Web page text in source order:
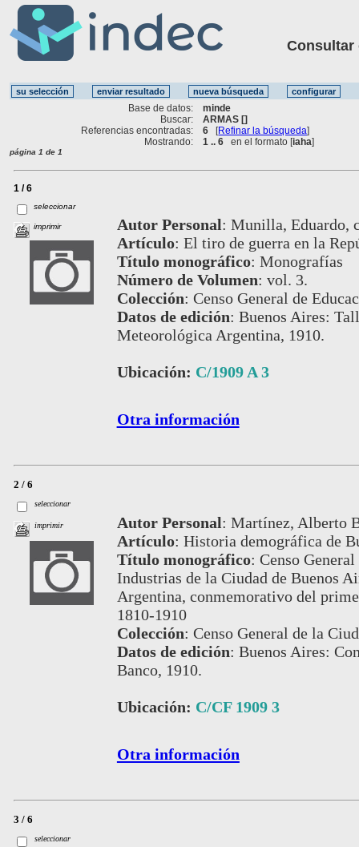
Consultar
Base de datos:
minde
Buscar:
ARMAS []
Referencias encontradas:
6 [Refinar la búsqueda]
Mostrando:
1 .. 6 en el formato [iaha]
página 1 de 1
1 / 6
seleccionar
imprimir Autor Personal: Munilla, Eduardo,
Artículo: El tiro de guerra en la
Título monográfico: Monografías
Número de Volumen: vol. 3.
Colección: Censo General de
Datos de edición: Buenos Aires:
Meteorológica Argentina, 1910.
Ubicación: C/1909 A 3
Otra información
2 / 6
seleccionar
imprimir Autor Personal: Martínez, Alberto
Artículo: Historia demográfica de
Título monográfico: Censo
Industrias de la Ciudad de Buenos
Argentina, conmemorativo del
1810-1910
Colección: Censo General de la
Datos de edición: Buenos Aires:
Banco, 1910.
Ubicación: C/CF 1909 3
Otra información
3 / 6
seleccionar